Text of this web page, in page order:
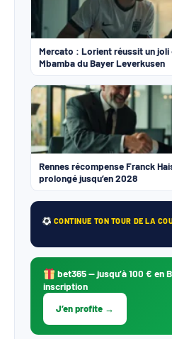
Mercato : Lorient réussit un joli
Mbamba du Bayer Leverkusen
Rennes récompense Franck
prolongé jusqu’en 2028
CONTINUE TON TOUR DE LA
bet365— jusqu’à 100 € en
inscription
J’en profite →